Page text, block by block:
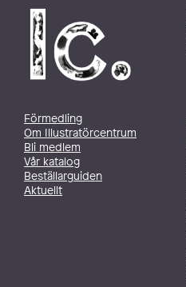
Förmedling
Om Illustratörcentrum
Bli medlem
Vår katalog
Beställarguiden
Aktuellt